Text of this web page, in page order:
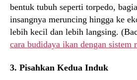
bentuk tubuh seperti torpedo,
insangnya meruncing hingga ke
lebih kecil dan lebih langsing.
cara budidaya ikan dengan sistem
3. Pisahkan Kedua Induk